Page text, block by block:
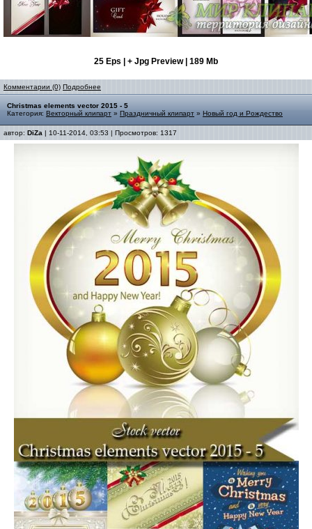
25 Eps | + Jpg Preview | 189 Mb
Комментарии (0) Подробнее
Christmas elements vector 2015 - 5
Категория: Векторный клипарт » Праздничный клипарт » Новый год и Рождество
автор: DiZa | 10-11-2014, 03:53 | Просмотров: 1317